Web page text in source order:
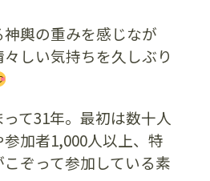
輿の重みを感じなが
しい気持ちを久しぶり
て31年。最初は数十人
加者1,000人以上、特
ぞって参加している素